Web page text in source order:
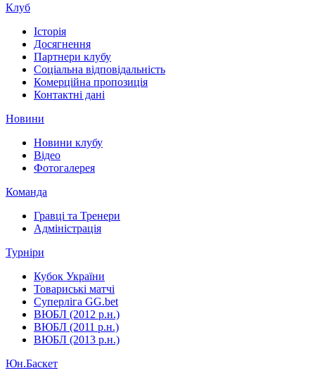
Клуб
Історія
Досягнення
Партнери клубу
Соціальна відповідальність
Комерційна пропозиція
Контактні дані
Новини
Новини клубу
Відео
Фотогалерея
Команда
Гравці та Тренери
Адміністрація
Турніри
Кубок України
Товариські матчі
Суперліга GG.bet
ВЮБЛ (2012 р.н.)
ВЮБЛ (2011 р.н.)
ВЮБЛ (2013 р.н.)
Юн.Баскет